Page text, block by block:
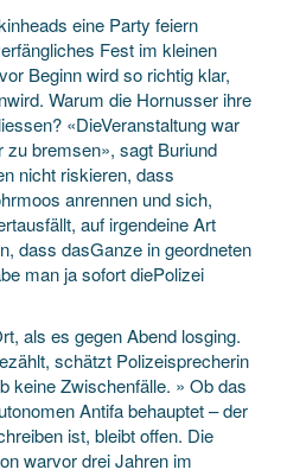
eine Party feiern
Fest im kleinen
Beginn wird so richtig klar,
Warum die Hornusser ihre
«DieVeranstaltung war
bremsen», sagt Buriund
nicht riskieren, dass
anrennen und sich,
auf irgendeine Art
dass dasGanze in geordneten
man ja sofort diePolizei
als es gegen Abend losging.
schätzt Polizeisprecherin
keine Zwischenfälle. » Ob das
Antifa behauptet – der
ist, bleibt offen. Die
warvor drei Jahren im